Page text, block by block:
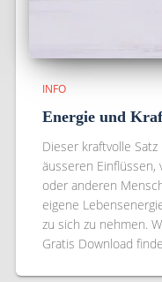
INFO
Energie und
Dieser kraftvolle
äusseren Einflüssen,
oder anderen
eigene
zu sich zu nehmen.
Gratis Download